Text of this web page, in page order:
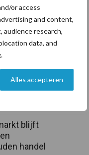
or access
and content,
research,
data, and
Alles accepteren
Professor Matthew
de MEPS (Methane
te ontwikkelen
blijft
handel